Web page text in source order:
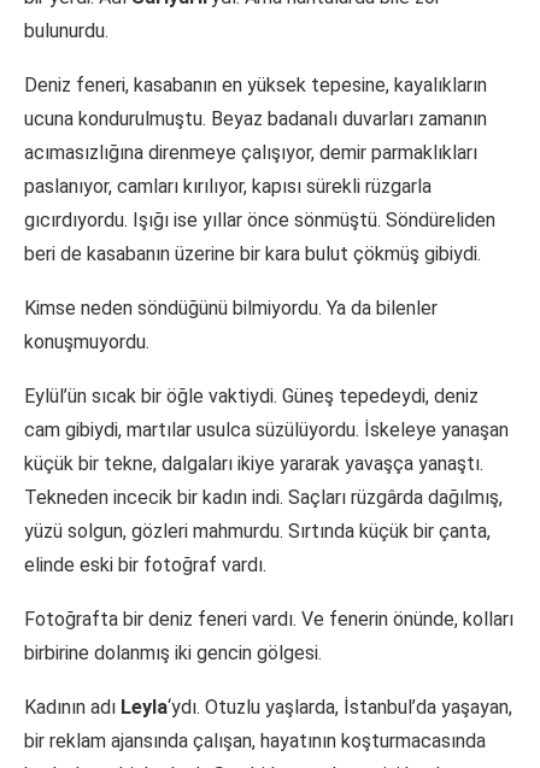
bulunurdu.
Deniz feneri, kasabanın en yüksek tepesine, kayalıkların
ucuna kondurulmuştu. Beyaz badanalı duvarları zamanın
acımasızlığına direnmeye çalışıyor, demir parmaklıkları
paslanıyor, camları kırılıyor, kapısı sürekli rüzgarla
gıcırdıyordu. Işığı ise yıllar önce sönmüştü. Söndüreliden
beri de kasabanın üzerine bir kara bulut çökmüş gibiydi.
Kimse neden söndüğünü bilmiyordu. Ya da bilenler
konuşmuyordu.
Eylül’ün sıcak bir öğle vaktiydi. Güneş tepedeydi, deniz
cam gibiydi, martılar usulca süzülüyordu. İskeleye yanaşan
küçük bir tekne, dalgaları ikiye yararak yavaşça yanaştı.
Tekneden incecik bir kadın indi. Saçları rüzgârda dağılmış,
yüzü solgun, gözleri mahmurdu. Sırtında küçük bir çanta,
elinde eski bir fotoğraf vardı.
Fotoğrafta bir deniz feneri vardı. Ve fenerin önünde, kolları
birbirine dolanmış iki gencin gölgesi.
Kadının adı Leyla‘ydı. Otuzlu yaşlarda, İstanbul’da yaşayan,
bir reklam ajansında çalışan, hayatının koşturmacasında